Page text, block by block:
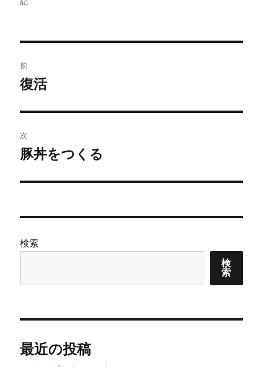
稿
ビ
ゲ
ー
ン
前
前
投
稿:
復活
次
次
投
豚丼をつくる
検索
検
索
最近の投稿